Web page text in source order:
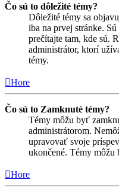
Čo sú to dôležité témy?
Dôležité témy sa
iba na prvej stránke.
prečítajte tam, kde sú.
administrátor, ktorí
témy.
Hore
Čo sú to Zamknuté témy?
Témy môžu byť
administrátorom.
upravovať svoje
ukončené. Témy
Hore